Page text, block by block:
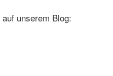
unserem Blog: